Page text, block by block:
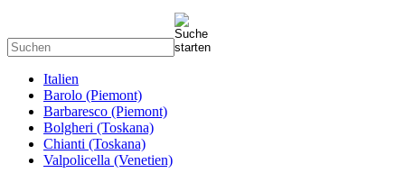
Italien
Barolo (Piemont)
Barbaresco (Piemont)
Bolgheri (Toskana)
Chianti (Toskana)
Valpolicella (Venetien)